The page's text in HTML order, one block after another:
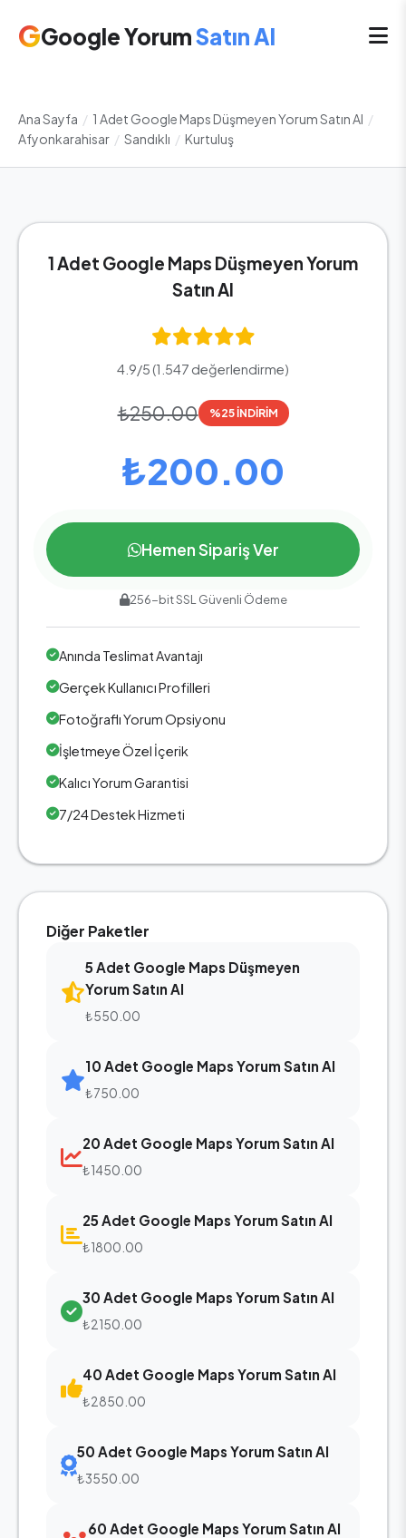
GGoogle YorumSatın Al
Ana Sayfa / 1 Adet Google Maps Düşmeyen Yorum Satın Al /
Afyonkarahisar / Sandıklı / Kurtuluş
1 Adet Google Maps Düşmeyen Yorum
Satın Al
4.9/5 (1.547 değerlendirme)
₺250.00 %25 İNDİRİM
₺200.00
Hemen Sipariş Ver
256-bit SSL Güvenli Ödeme
Anında Teslimat Avantajı
Gerçek Kullanıcı Profilleri
Fotoğraflı Yorum Opsiyonu
İşletmeye Özel İçerik
Kalıcı Yorum Garantisi
7/24 Destek Hizmeti
Diğer Paketler
5 Adet Google Maps Düşmeyen
Yorum Satın Al
₺550.00
10 Adet Google Maps Yorum Satın Al
₺750.00
20 Adet Google Maps Yorum Satın Al
₺1450.00
25 Adet Google Maps Yorum Satın Al
₺1800.00
30 Adet Google Maps Yorum Satın Al
₺2150.00
40 Adet Google Maps Yorum Satın Al
₺2850.00
50 Adet Google Maps Yorum Satın Al
₺3550.00
60 Adet Google Maps Yorum Satın Al